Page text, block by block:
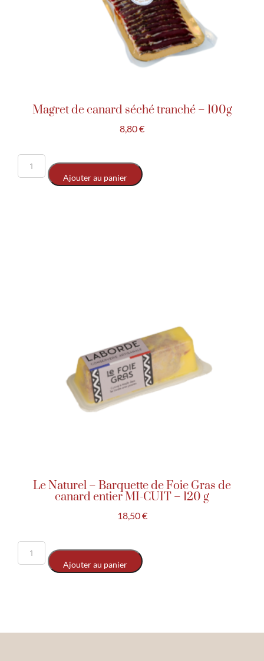
Magret de canard séché tranché – 100g
8,80€
Ajouter au panier
Le Naturel – Barquette de Foie Gras de
canard entier MI-CUIT – 120 g
18,50€
Ajouter au panier